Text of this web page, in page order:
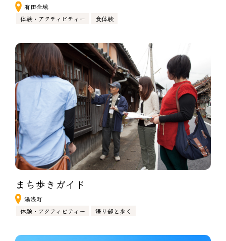
有田全域
体験・アクティビティー
食体験
まち歩きガイド
湯浅町
体験・アクティビティー
語り部と歩く